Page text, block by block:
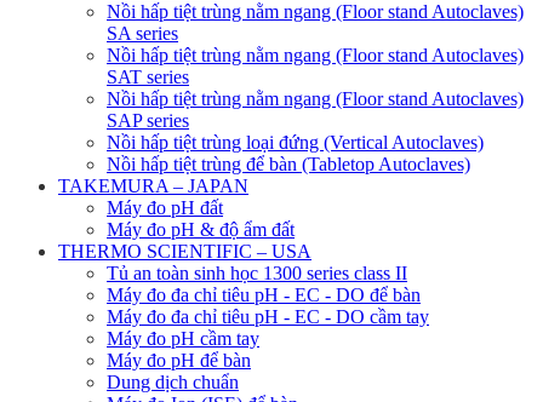
Nồi hấp tiệt trùng nằm ngang (Floor stand Autoclaves)
SA series
Nồi hấp tiệt trùng nằm ngang (Floor stand Autoclaves)
SAT series
Nồi hấp tiệt trùng nằm ngang (Floor stand Autoclaves)
SAP series
Nồi hấp tiệt trùng loại đứng (Vertical Autoclaves)
Nồi hấp tiệt trùng để bàn (Tabletop Autoclaves)
TAKEMURA – JAPAN
Máy đo pH đất
Máy đo pH & độ ẩm đất
THERMO SCIENTIFIC – USA
Tủ an toàn sinh học 1300 series class II
Máy đo đa chỉ tiêu pH - EC - DO để bàn
Máy đo đa chỉ tiêu pH - EC - DO cầm tay
Máy đo pH cầm tay
Máy đo pH để bàn
Dung dịch chuẩn